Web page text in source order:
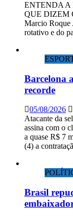
ENTENDA A
QUE DIZEM
Marcio Roque
rotativo e do
Barcelona
recorde
05/08/2026
Atacante da
assina com o
a quase R$ 7
(4) a
Brasil